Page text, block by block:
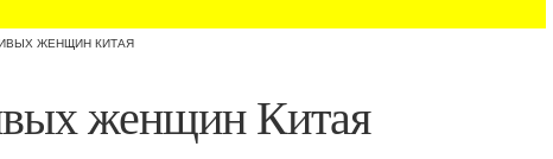
ЖЕНЩИН КИТАЯ
женщин Китая